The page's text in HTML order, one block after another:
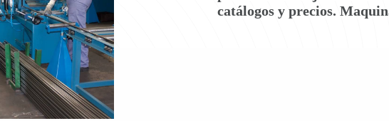
catálogos y precios.